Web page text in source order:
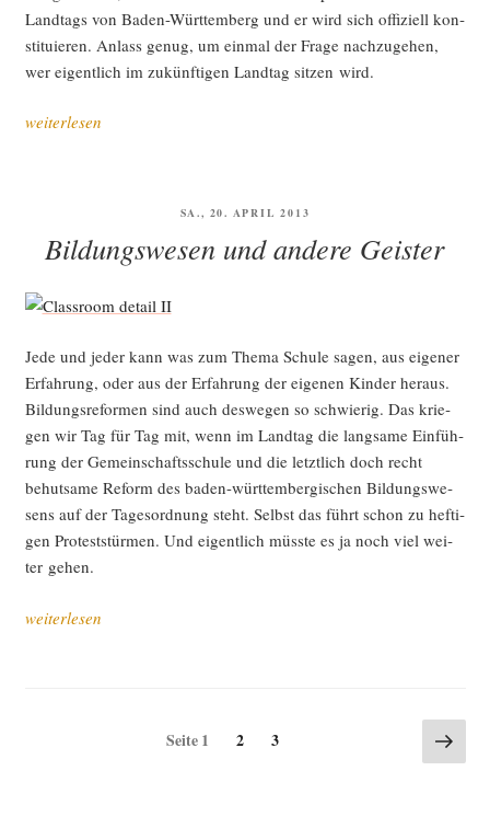
Land­tags von Baden-Würt­tem­berg und er wird sich offi­zi­ell kon­
sti­tu­ie­ren. Anlass genug, um ein­mal der Fra­ge nach­zu­ge­hen,
wer eigent­lich im zukünf­ti­gen Land­tag sit­zen wird.
„Wer
Baden-
tem­
berg
ange­
hö­
ren?“
weiterlesen
VERÖFFENTLICHT
SA., 20. APRIL 2013
Bildungswesen und andere Geister
Jede und jeder kann was zum The­ma Schu­le sagen, aus eige­ner
Erfah­rung, oder aus der Erfah­rung der eige­nen Kin­der her­aus.
Bil­dungs­re­for­men sind auch des­we­gen so schwie­rig. Das krie­
gen wir Tag für Tag mit, wenn im Land­tag die lang­sa­me Ein­füh­
rung der Gemein­schafts­schu­le und die letzt­lich doch recht
behut­sa­me Reform des baden-würt­tem­ber­gi­schen Bil­dungs­we­
sens auf der Tages­ord­nung steht. Selbst das führt schon zu hef­ti­
gen Pro­test­stür­men. Und eigent­lich müss­te es ja noch viel wei­
ter gehen.
„Bil­
weiterlesen
Seitennummerierung
Seite1 Seite
2 Seite
3
Seite